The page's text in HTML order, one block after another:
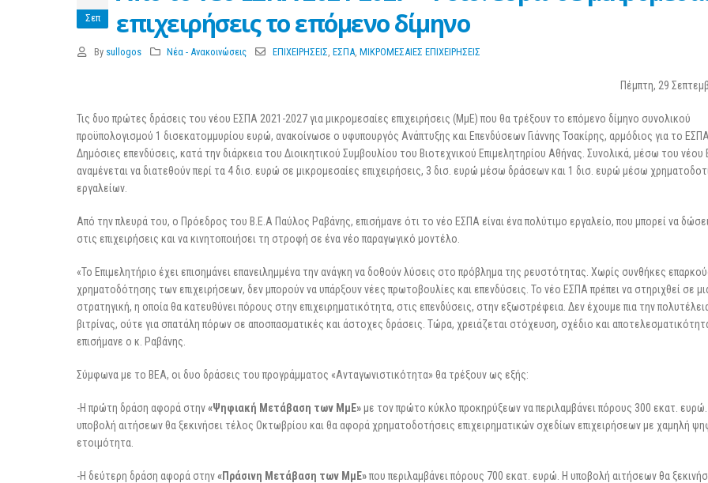
Σεπ
επιχειρήσεις το επόμενο δίμηνο
By sullogos Νέα - Ανακοινώσεις ΕΠΙΧΕΙΡΗΣΕΙΣ ΕΣΠΑ, ΜΙΚΡΟΜΕΣΑΙΕΣ ΕΠΙΧΕΙΡΗΣΕΙΣ
Πέμπτη, 29
Τις δυο πρώτες δράσεις του νέου ΕΣΠΑ 2021-2027 για μικρομεσαίες επιχειρήσεις (ΜμΕ) που θα τρέξουν το επόμενο δίμηνο συνολικού
προϋπολογισμού 1 δισεκατομμυρίου ευρώ, ανακοίνωσε ο υφυπουργός Ανάπτυξης και Επενδύσεων Γιάννης Τσακίρης, αρμόδιος για το ΕΣΠΑ
Δημόσιες επενδύσεις, κατά την διάρκεια του Διοικητικού Συμβουλίου του Βιοτεχνικού Επιμελητηρίου Αθήνας. Συνολικά, μέσω του νέου
αναμένεται να διατεθούν περί τα 4 δισ. ευρώ σε μικρομεσαίες επιχειρήσεις, 3 δισ. ευρώ μέσω δράσεων και 1 δισ. ευρώ μέσω
εργαλείων.
Από την πλευρά του, ο Πρόεδρος του Β.Ε.Α Παύλος Ραβάνης, επισήμανε ότι το νέο ΕΣΠΑ είναι ένα πολύτιμο εργαλείο, που μπορεί να
στις επιχειρήσεις και να κινητοποιήσει τη στροφή σε ένα νέο παραγωγικό μοντέλο.
«Το Επιμελητήριο έχει επισημάνει επανειλημμένα την ανάγκη να δοθούν λύσεις στο πρόβλημα της ρευστότητας. Χωρίς συνθήκες
χρηματοδότησης των επιχειρήσεων, δεν μπορούν να υπάρξουν νέες πρωτοβουλίες και επενδύσεις. Το νέο ΕΣΠΑ πρέπει να στηριχθεί σε
στρατηγική, η οποία θα κατευθύνει πόρους στην επιχειρηματικότητα, στις επενδύσεις, στην εξωστρέφεια. Δεν έχουμε πια την
βιτρίνας, ούτε για σπατάλη πόρων σε αποσπασματικές και άστοχες δράσεις. Τώρα, χρειάζεται στόχευση, σχέδιο και
επισήμανε ο κ. Ραβάνης.
Σύμφωνα με το ΒΕΑ, οι δυο δράσεις του προγράμματος «Ανταγωνιστικότητα» θα τρέξουν ως εξής:
-Η πρώτη δράση αφορά στην«Ψηφιακή Μετάβαση των ΜμΕ»με τον πρώτο κύκλο προκηρύξεων να περιλαμβάνει πόρους 300 εκατ.
υποβολή αιτήσεων θα ξεκινήσει τέλος Οκτωβρίου και θα αφορά χρηματοδοτήσεις επιχειρηματικών σχεδίων επιχειρήσεων με χαμηλή
ετοιμότητα.
-Η δεύτερη δράση αφορά στην«Πράσινη Μετάβαση των ΜμΕ»που περιλαμβάνει πόρους 700 εκατ. ευρώ. Η υποβολή αιτήσεων θα
επιχειρήσεις
25 Φεβρουαρίου 2026